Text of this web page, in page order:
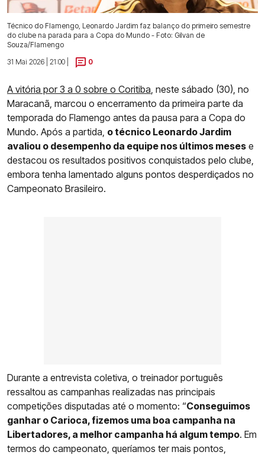
Técnico do Flamengo, Leonardo Jardim faz balanço do primeiro semestre
do clube na parada para a Copa do Mundo - Foto: Gilvan de
Souza/Flamengo
31 Mai 2026 | 21:00 |
0
A vitória por 3 a 0 sobre o Coritiba , neste sábado (30), no
Maracanã, marcou o encerramento da primeira parte da
temporada do Flamengo antes da pausa para a Copa do
Mundo. Após a partida, o técnico Leonardo Jardim
avaliou o desempenho da equipe nos últimos meses e
destacou os resultados positivos conquistados pelo clube,
embora tenha lamentado alguns pontos desperdiçados no
Campeonato Brasileiro.
Durante a entrevista coletiva, o treinador português
ressaltou as campanhas realizadas nas principais
competições disputadas até o momento: “Conseguimos
ganhar o Carioca, fizemos uma boa campanha na
Libertadores, a melhor campanha há algum tempo. Em
termos do campeonato, queríamos ter mais pontos,